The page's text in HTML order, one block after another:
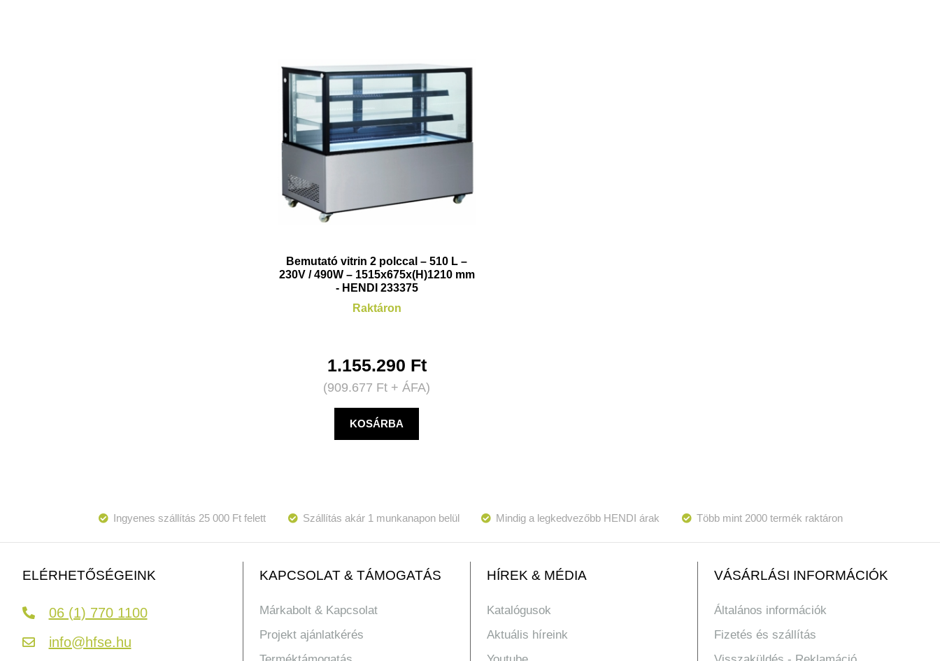
Bemutató vitrin 2 polccal – 510 L –
230V / 490W – 1515x675x(H)1210 mm
- HENDI 233375
Raktáron
1.155.290 Ft
(909.677 Ft + ÁFA)
KOSÁRBA
Ingyenes szállítás 25 000 Ft felett Szállítás akár 1 munkanapon belül Mindig a legkedvezőbb HENDI árak Több mint 2000 termék raktáron
ELÉRHETŐSÉGEINK
06 (1) 770 1100
info@hfse.hu
KAPCSOLAT & TÁMOGATÁS
Márkabolt & Kapcsolat
Projekt ajánlatkérés
HÍREK & MÉDIA
Katalógusok
Aktuális híreink
VÁSÁRLÁSI INFORMÁCIÓK
Általános információk
Fizetés és szállítás